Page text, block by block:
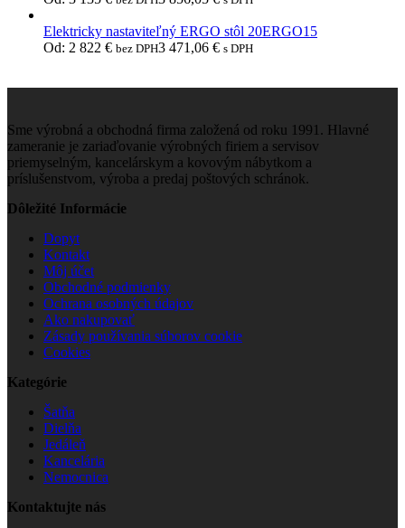
Elektricky nastaviteľný ERGO stôl 20ERGO15
Od: 2 822 € bez DPH3 471,06 € s DPH
Sme výrobná a obchodná firma založená od roku 1991. Hlavné
zameranie je zariaďovanie výrobných firiem a servisov
priemyselným, kancelárskym a kovovým nábytkom a
príslušenstvom, výroba a predaj poštových schránok.
Dôležité Informácie
Dopyt
Kontakt
Môj účet
Obchodné podmienky
Ochrana osobných údajov
Ako nakupovať
Zásady používania súborov cookie
Cookies
Kategórie
Šatňa
Dielňa
Jedáleň
Kancelária
Nemocnica
Kontaktujte nás